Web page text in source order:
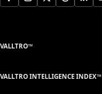
VALLTRO™
VALLTRO INTELLIGENCE INDEX™